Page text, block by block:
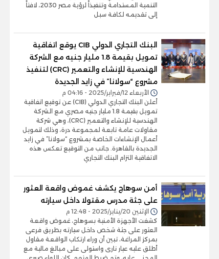
التنمية المستدامة وتنفيذاً لرؤية مصر 2030، لافتاً
إلى تقديمه لكافة سبل
البنك التجاري الدولي CIB يوقع اتفاقية
تمويل بقيمة 1.8 مليار جنيه مع الشركة
الهندسية للإنشاء والتعمير (CRC) لتنفيذ
مشروع “سولانا” في زايد الجديدة
الأربعاء 12/فبراير/2025 - 04:16 م
أعلن البنك التجاري الدولي (CIB) عن توقيع اتفاقية
تمويل بقيمة 1.8 مليار جنيه مصري مع الشركة
الهندسية للإنشاء والتعمير (CRC)، وهي شركة
مقاولات عامة تابعة لمجموعة درة، وذلك لتمويل
أعمال الإنشاءات الخاصة بمشروع “سولانا” في زايد
الجديدة بالقاهرة. جانب من التوقيع تعكس هذه
الاتفاقية التزام البنك التجاري
أمن سوهاج يكشف غموض واقعة العثور
على جثة مدرس مقتولا داخل سيارته
الإثنين 20/يناير/2025 - 12:48 م
كشفت الأجهزة الأمنية بسوهاج، غموض واقعة
العثور على جثة شخص داخل سيارته بطريق فرعى
بمركز المراغة، تبين أن وراء ارتكاب الواقعة مقاول
أطلق عليه عيار نارى واستولى على مبالغ مالية مع